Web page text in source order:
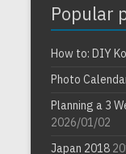
Popular
How to: DIY
Photo
Planning a 3
2026/01/02
Japan 2018